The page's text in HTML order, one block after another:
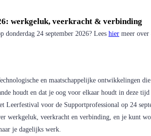
werkgeluk, veerkracht & verbinding
24 september 2026? Lees hier meer over
en maatschappelijke ontwikkelingen
houdt en dat je oog voor elkaar houdt in deze
voor de Supportprofessional op 24
werkgeluk, veerkracht en verbinding, en je kunt
je dagelijks werk.